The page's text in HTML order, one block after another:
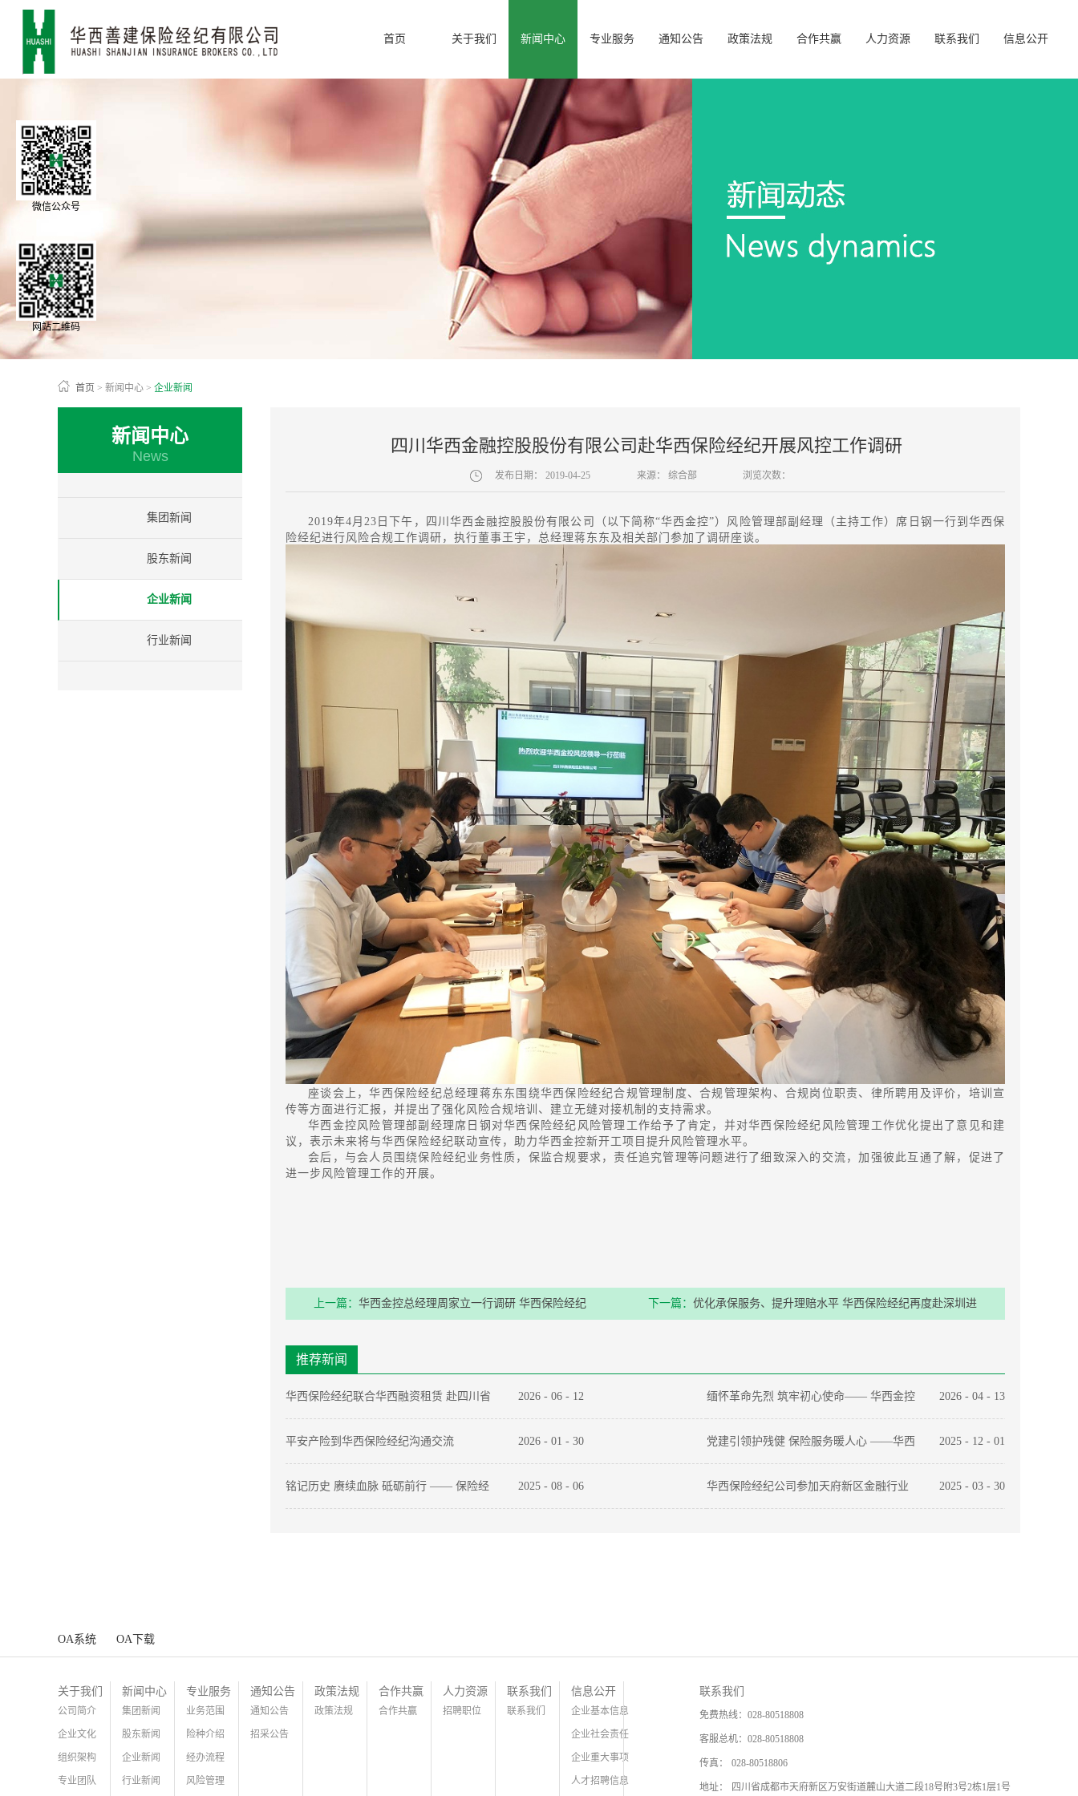
首页 关于我们 新闻中心 专业服务 通知公告 政策法规 合作共赢 人力资源 联系我们 信息公开
首页 > 新闻中心 > 企业新闻
新闻中心
News
集团新闻
股东新闻
企业新闻
行业新闻
四川华西金融控股股份有限公司赴华西保险经纪开展风控工作调研
发布日期： 2019-04-25 来源： 综合部 浏览次数：
2019年4月23日下午，四川华西金融控股股份有限公司（以下简称“华西金控”）风险管理部副经理（主持工作）席日钢一行到华西保
险经纪进行风险合规工作调研，执行董事王宇，总经理蒋东东及相关部门参加了调研座谈。
座谈会上，华西保险经纪总经理蒋东东围绕华西保险经纪合规管理制度、合规管理架构、合规岗位职责、律所聘用及评价，培训宣
传等方面进行汇报，并提出了强化风险合规培训、建立无缝对接机制的支持需求。
华西金控风险管理部副经理席日钢对华西保险经纪风险管理工作给予了肯定，并对华西保险经纪风险管理工作优化提出了意见和建
议，表示未来将与华西保险经纪联动宣传，助力华西金控新开工项目提升风险管理水平。
会后，与会人员围绕保险经纪业务性质，保监合规要求，责任追究管理等问题进行了细致深入的交流，加强彼此互通了解，促进了
进一步风险管理工作的开展。
上一篇： 华西金控总经理周家立一行调研 华西保险经纪 下一篇： 优化承保服务、提升理赔水平 华西保险经纪再度赴深圳进
推荐新闻
华西保险经纪联合华西融资租赁 赴四川省
防灾减灾教育馆开展“安全生产月”主题活
动
2026 - 06 - 12 缅怀革命先烈 筑牢初心使命—— 华西金控
成都地区各党支部开展“祭先烈、忆初心、
担使命”主题党日活动
2026 - 04 - 13
平安产险到华西保险经纪沟通交流 2026 - 01 - 30 党建引领护残健 保险服务暖人心 ——华西
保险经纪公司开展主题党日活动
2025 - 12 - 01
铭记历史 赓续血脉 砥砺前行 —— 保险经 2025 - 08 - 06 华西保险经纪公司参加天府新区金融行业 2025 - 03 - 30
OA系统 OA下载
关于我们
公司简介
企业文化
组织架构
专业团队
新闻中心
集团新闻
股东新闻
企业新闻
行业新闻
专业服务
业务范围
险种介绍
经办流程
风险管理
通知公告
通知公告
招采公告
政策法规
政策法规
合作共赢
合作共赢
人力资源
招聘职位
联系我们
联系我们
信息公开
企业基本信息
企业社会责任
企业重大事项
人才招聘信息
联系我们
免费热线： 028-80518808
客服总机： 028-80518808
传真： 028-80518806
地址： 四川省成都市天府新区万安街道麓山大道二段18号附3号2栋1层1号
网站二维码
微信公众号